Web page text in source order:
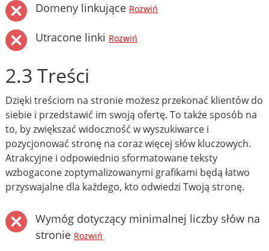
Domeny linkujące Rozwiń
Utracone linki Rozwiń
2.3 Treści
Dzięki treściom na stronie możesz przekonać klientów do
siebie i przedstawić im swoją ofertę. To także sposób na
to, by zwiększać widoczność w wyszukiwarce i
pozycjonować stronę na coraz więcej słów kluczowych.
Atrakcyjne i odpowiednio sformatowane teksty
wzbogacone zoptymalizowanymi grafikami będą łatwo
przyswajalne dla każdego, kto odwiedzi Twoją stronę.
Wymóg dotyczący minimalnej liczby słów na
stronie Rozwiń